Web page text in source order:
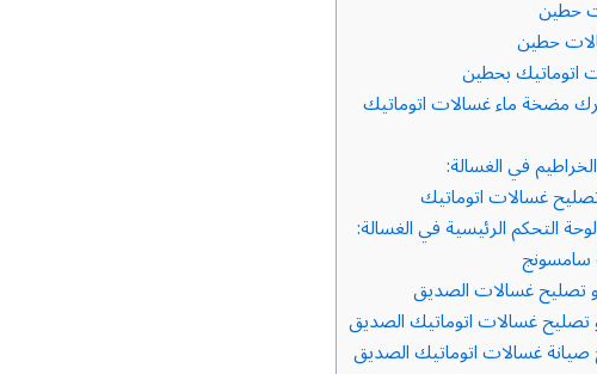
حطين
حطين
اتوماتيك بحطين
مضخة ماء غسالات اتوماتيك
في الغسالة:
غسالات اتوماتيك
التحكم الرئيسية في الغسالة:
سامسونج
تصليح غسالات الصديق
تصليح غسالات اتوماتيك الصديق
غسالات اتوماتيك الصديق